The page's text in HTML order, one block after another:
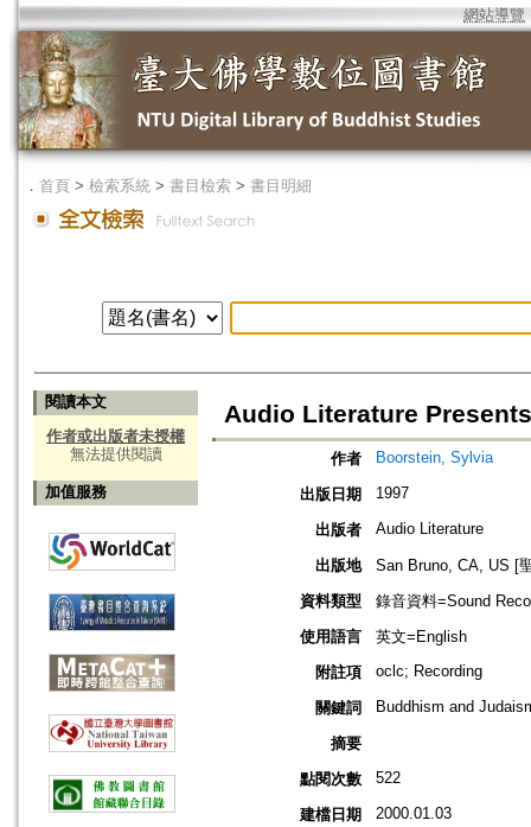
網站導覽
． 首頁 > 檢索系統 > 書目檢索 > 書目明細
閱讀本文
作者或出版者未授權
無法提供閱讀
加值服務
Audio Literature
作者 Boorstein, Sylvia
出版日期 1997
出版者 Audio Literature
出版地
San Bruno, CA, US [
資料類型
錄音資料=Sound
使用語言
英文=English
附註項
oclc; Recording
關鍵詞 Buddhism and
摘要
點閱次數
522
建檔日期 2000.01.03